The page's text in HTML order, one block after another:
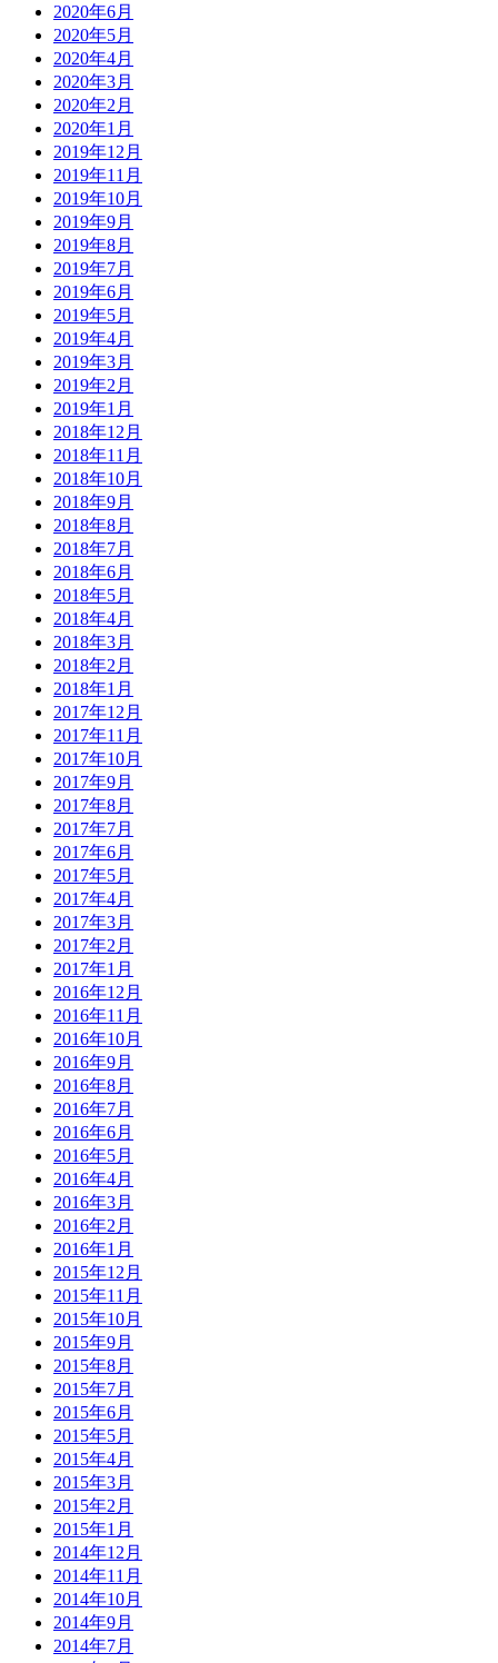
2020年6月
2020年5月
2020年4月
2020年3月
2020年2月
2020年1月
2019年12月
2019年11月
2019年10月
2019年9月
2019年8月
2019年7月
2019年6月
2019年5月
2019年4月
2019年3月
2019年2月
2019年1月
2018年12月
2018年11月
2018年10月
2018年9月
2018年8月
2018年7月
2018年6月
2018年5月
2018年4月
2018年3月
2018年2月
2018年1月
2017年12月
2017年11月
2017年10月
2017年9月
2017年8月
2017年7月
2017年6月
2017年5月
2017年4月
2017年3月
2017年2月
2017年1月
2016年12月
2016年11月
2016年10月
2016年9月
2016年8月
2016年7月
2016年6月
2016年5月
2016年4月
2016年3月
2016年2月
2016年1月
2015年12月
2015年11月
2015年10月
2015年9月
2015年8月
2015年7月
2015年6月
2015年5月
2015年4月
2015年3月
2015年2月
2015年1月
2014年12月
2014年11月
2014年10月
2014年9月
2014年7月